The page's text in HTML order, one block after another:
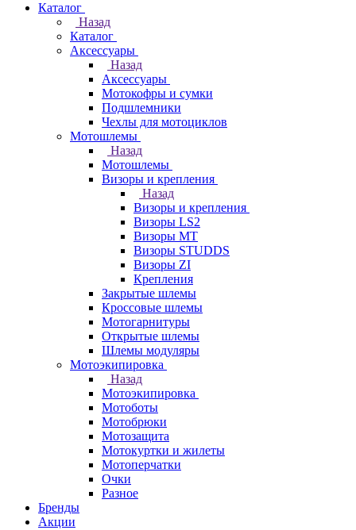
Каталог
Назад
Каталог
Аксессуары
Назад
Аксессуары
Мотокофры и сумки
Подшлемники
Чехлы для мотоциклов
Мотошлемы
Назад
Мотошлемы
Визоры и крепления
Назад
Визоры и крепления
Визоры LS2
Визоры MT
Визоры STUDDS
Визоры ZI
Крепления
Закрытые шлемы
Кроссовые шлемы
Мотогарнитуры
Открытые шлемы
Шлемы модуляры
Мотоэкипировка
Назад
Мотоэкипировка
Мотоботы
Мотобрюки
Мотозащита
Мотокуртки и жилеты
Мотоперчатки
Очки
Разное
Бренды
Акции